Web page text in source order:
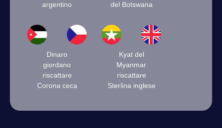
argentino
del Botswana
Dinaro
giordano
riscattare
Corona ceca
Kyat del
Myanmar
riscattare
Sterlina inglese